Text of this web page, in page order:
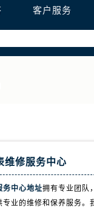
客户服务
维修服务中心
务中心地址拥有专业团队
专业的维修和保养服务。